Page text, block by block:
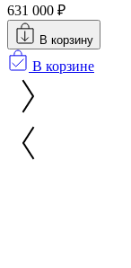
631 000 ₽
В корзину
В корзине